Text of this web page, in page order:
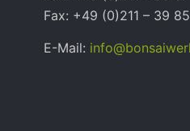
Fax: +49 (0)211 – 39
E-Mail: